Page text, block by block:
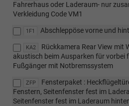
Fahrerhaus oder Laderaum- nur
Verkleidung Code VM1
1F1 Abschleppöse vorne und
KA2
Rückkamera Rear View mit
akustisch beim Ausparken für vorbei
Fußgänger mit Notbremssystem
ZFP
Fensterpaket :
Fenstern, Seitenfenster fest im
Seitenfenster fest im Laderaum